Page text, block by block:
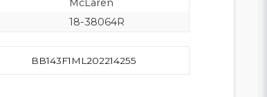
McLaren
18-38064R
BB143F1ML202214255